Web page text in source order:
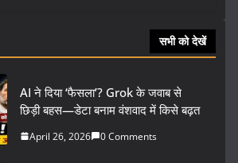
सभी को देखें
AI ने दिया ‘फैसला’? Grok के जवाब से
छिड़ी बहस—डेटा बनाम वंशवाद में किसे बढ़त
April 26, 2026 0 Comments